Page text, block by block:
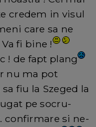
credem in visul
care sa ne
fi bine !
! de fapt plang
nu ma pot
fiu la Szeged la
pe socru-
confirmare si ne-